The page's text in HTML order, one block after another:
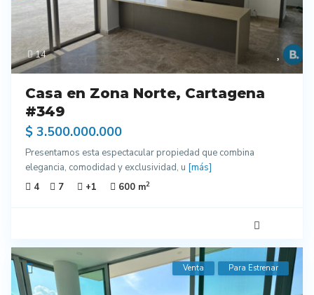
14
Casa en Zona Norte, Cartagena
#349
$ 3.500.000.000
Presentamos esta espectacular propiedad que combina
elegancia, comodidad y exclusividad, u [más]
4
7 +1 600 m2
Venta Para Estrenar